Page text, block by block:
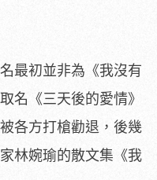
最初並非為《我沒有
名《三天後的愛情》
各方打槍勸退，後幾
林婉瑜的散文集《我